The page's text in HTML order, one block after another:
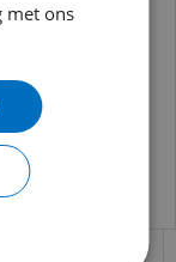
je van ons
via
met ons